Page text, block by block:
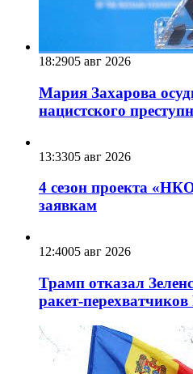
18:2905 авг 2026
Мария Захарова
нацистского
13:3305 авг 2026
4 сезон проекта
заявкам
12:4005 авг 2026
Трамп отказал
ракет-